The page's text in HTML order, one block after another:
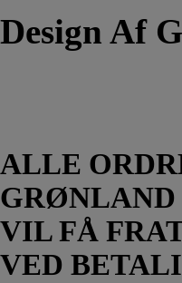
Design Af
ALLE
VIL FÅ
VED